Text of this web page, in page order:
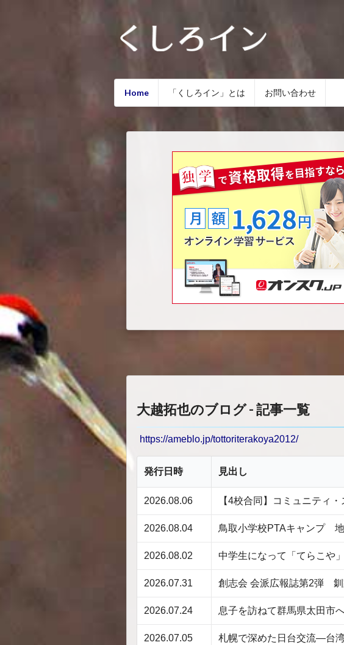
Home 「くしろイン」とは お問い合わせ
大越拓也のブログ - 記事一覧
https://ameblo.jp/tottoriterakoya2012/
発行日時 見出し
2026.08.06 【4校合同】コミュニティ
2026.08.04 鳥取小学校PTAキャンプ
2026.08.02 中学生になって「てらこや
2026.07.31 創志会 会派広報誌第2弾
2026.07.24 息子を訪ねて群馬県太田市
2026.07.05 札幌で深めた日台交流―台